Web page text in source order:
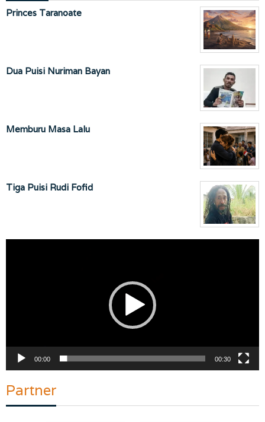
Princes Taranoate
Dua Puisi Nuriman Bayan
Memburu Masa Lalu
Tiga Puisi Rudi Fofid
00:00 00:30
Partner